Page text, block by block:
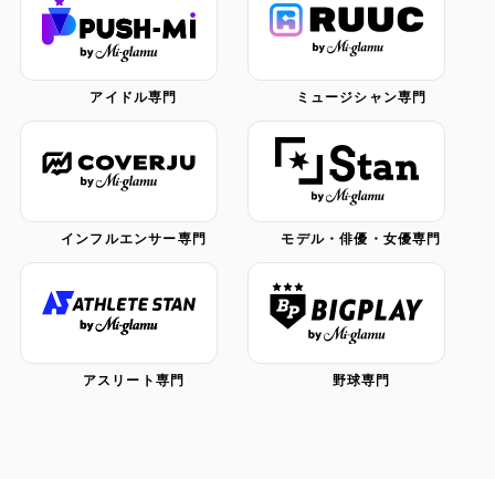
アイドル専門 ミュージシャン専門
インフルエンサー専門 モデル・俳優・女優専門
アスリート専門 野球専門